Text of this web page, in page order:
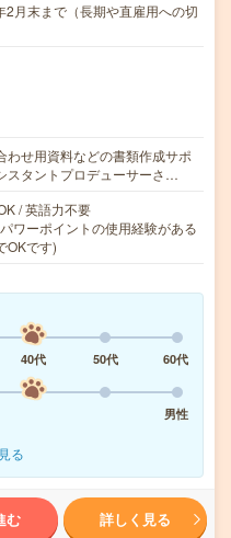
2月末まで（長期や直雇用への切
わせ用資料などの書類作成サポ
スタントプロデューサーさ…
/ 英語力不要
ワーポイントの使用経験がある
OKです)
40代 50代
60代
男性
る
む 詳しく見る